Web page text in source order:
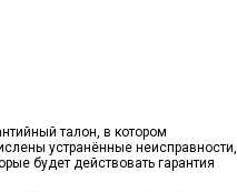
талон, в котором
устранённые неисправности,
будет действовать гарантия